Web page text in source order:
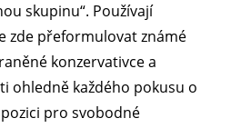
skupinu“. Používají
zde přeformulovat známé
konzervativce a
ohledně každého pokusu o
pro svobodné